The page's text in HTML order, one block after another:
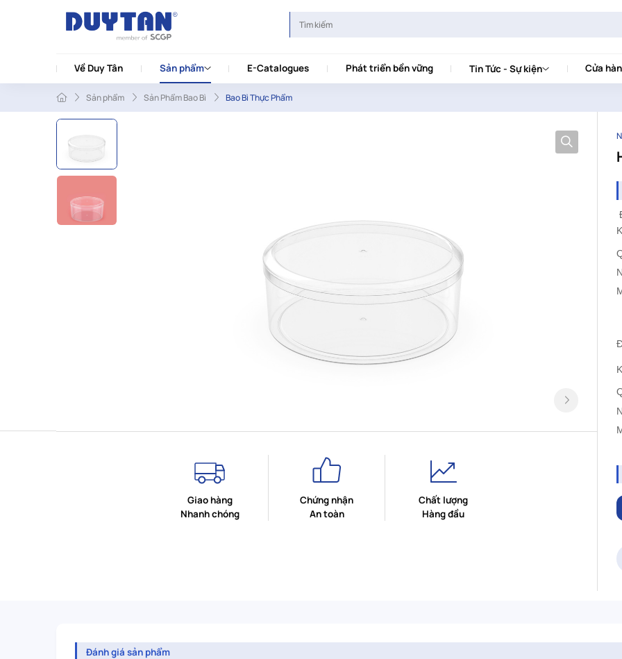
Về Duy Tân Sản phẩm E-Catalogues Phát triển bền vững Tin Tức - Sự kiện Cửa
Sản phẩm Sản Phẩm Bao Bì Bao Bì Thực Phẩm
Giao hàng
Nhanh chóng
Chứng nhận
An toàn
Chất lượng
Hàng đầu
Đánh giá sản phẩm